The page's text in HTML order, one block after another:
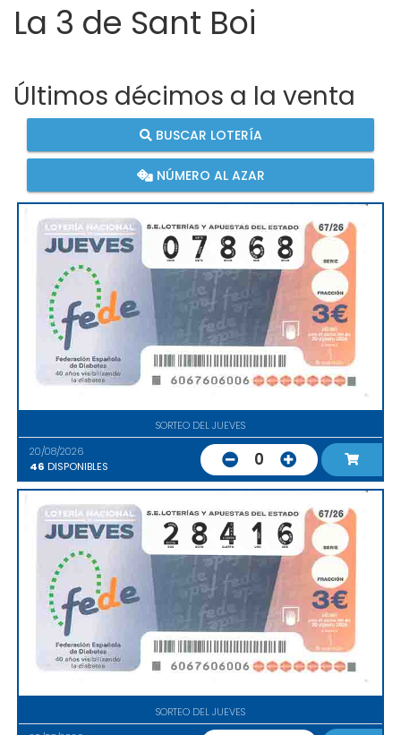
La 3 de Sant Boi
Últimos décimos a la venta
BUSCAR LOTERÍA
NÚMERO AL AZAR
SORTEO DEL JUEVES
20/08/2026
46 DISPONIBLES 0
SORTEO DEL JUEVES